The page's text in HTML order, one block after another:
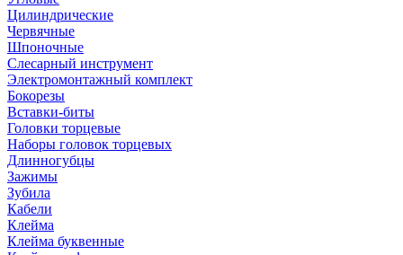
Цилиндрические
Червячные
Шпоночные
Слесарный инструмент
Электромонтажный комплект
Бокорезы
Вставки-биты
Головки торцевые
Наборы головок торцевых
Длинногубцы
Зажимы
Зубила
Кабели
Клейма
Клейма буквенные